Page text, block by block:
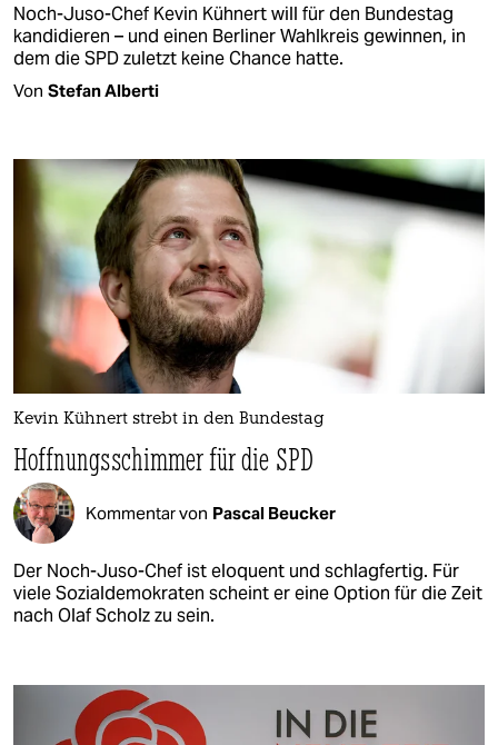
Noch-Juso-Chef Kevin Kühnert will für den Bundestag
kandidieren – und einen Berliner Wahlkreis gewinnen, in
dem die SPD zuletzt keine Chance hatte.
Von Stefan Alberti
Kevin Kühnert strebt in den Bundestag
Hoffnungsschimmer für die SPD
Kommentar von Pascal Beucker
Der Noch-Juso-Chef ist eloquent und schlagfertig. Für
viele Sozialdemokraten scheint er eine Option für die Zeit
nach Olaf Scholz zu sein.